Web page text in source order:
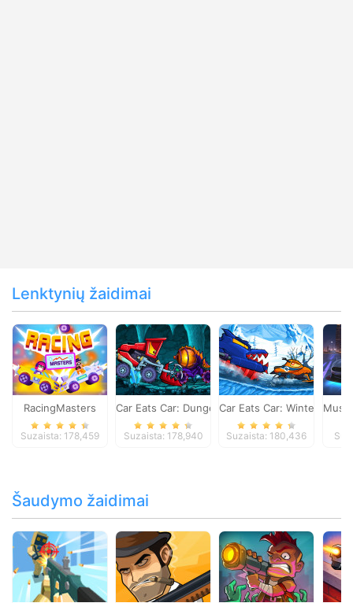
Lenktynių žaidimai
RacingMasters
Suzaista: 178,459
Car Eats Car: Dungeon Adventure
Suzaista: 178,940
Car Eats Car: Winter
Suzaista: 180,436
Šaudymo žaidimai